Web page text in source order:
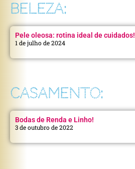
BELEZA:
Pele oleosa: rotina ideal de cuidados!
1 de julho de 2024
CASAMENTO:
Bodas de Renda e Linho!
3 de outubro de 2022